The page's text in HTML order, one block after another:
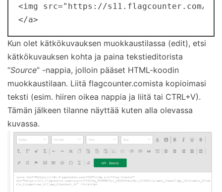
<img src="https://s11.flagcounter.com/
</a>
Kun olet kätkökuvauksen muokkaustilassa (edit), etsi
kätkökuvauksen kohta ja paina tekstieditorista
“Source” -nappia, jolloin pääset HTML-koodin
muokkaustilaan. Liitä flagcounter.comista kopioimasi
teksti (esim. hiiren oikea nappia ja liitä tai CTRL+V).
Tämän jälkeen tilanne näyttää kuten alla olevassa
kuvassa.